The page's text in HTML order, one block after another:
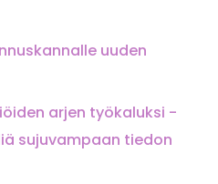
uuden
arjen työkaluksi -
sujuvampaan tiedon